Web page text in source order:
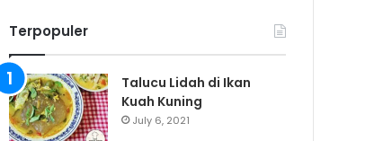
Terpopuler
Talucu Lidah di Ikan
Kuah Kuning
July 6, 2021